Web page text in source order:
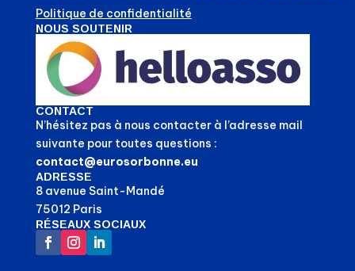
Politique de confidentialité
NOUS SOUTENIR
CONTACT
N’hésitez pas à nous contacter à l’adresse mail
suivante pour toutes questions :
contact@eurosorbonne.eu
ADRESSE
8 avenue Saint-Mandé
75012 Paris
RÉSEAUX SOCIAUX